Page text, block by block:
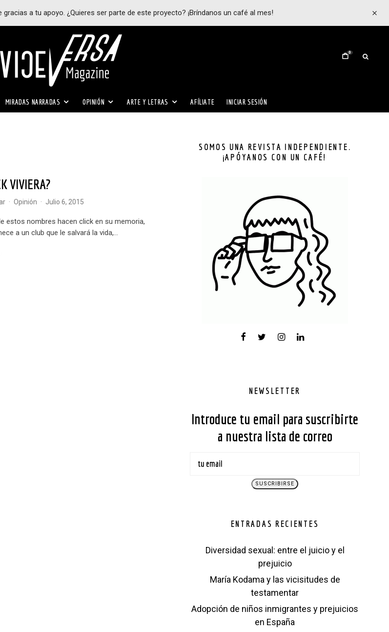
gracias a tu apoyo. ¿Quieres ser parte de este proyecto? ¡Bríndanos un café al mes!
0
MIRADAS NARRADAS OPINIÓN ARTE Y LETRAS AFÍLIATE INICIAR SESIÓN
VIVIERA?
· Opinión · julio 6, 2015
a un club que le salvará la vida,...
SOMOS UNA REVISTA INDEPENDIENTE.
¡APÓYANOS CON UN CAFÉ!
NEWSLETTER
Introduce tu email para suscribirte
a nuestra lista de correo
ENTRADAS RECIENTES
Diversidad sexual: entre el juicio y el
prejuicio
María Kodama y las vicisitudes de
testamentar
Adopción de niños inmigrantes y prejuicios
en España